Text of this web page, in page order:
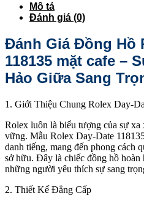
Mô tả
Đánh giá (0)
Đánh Giá Đồng Hồ
118135 mặt cafe –
Hảo Giữa Sang
1. Giới Thiệu Chung Rolex Day-
Rolex luôn là biểu tượng của sự xa
vững. Mẫu Rolex Day-Date
danh tiếng, mang đến phong cách
sở hữu. Đây là chiếc đồng hồ hoàn
những người yêu thích sự sang
2. Thiết Kế Đẳng Cấp